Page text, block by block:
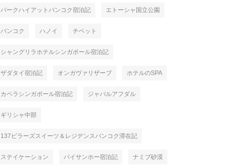
パークハイアットバンコク宿泊記 エトーシャ国立公園
バンコク ハノイ チベット
シャングリラホテルシンガポール宿泊記
ザダタイ宿泊記 オンガヴァリザーブ ホテルのSPA
カペラシンガポール宿泊記 ジャバルアフダル
ギリシャ中部
137ピラーズスイーツ＆レジデンスバンコク滞在記
ステイケーション バイサンホー宿泊記 ナミブ砂漠